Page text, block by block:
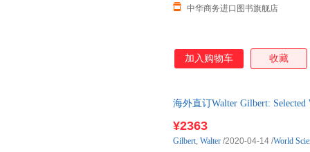
中华商务进口图书旗舰店
加入购物车 收藏
海外直订Walter Gilbert:
¥2363
Gilbert, Walter /2020-04-14 /World